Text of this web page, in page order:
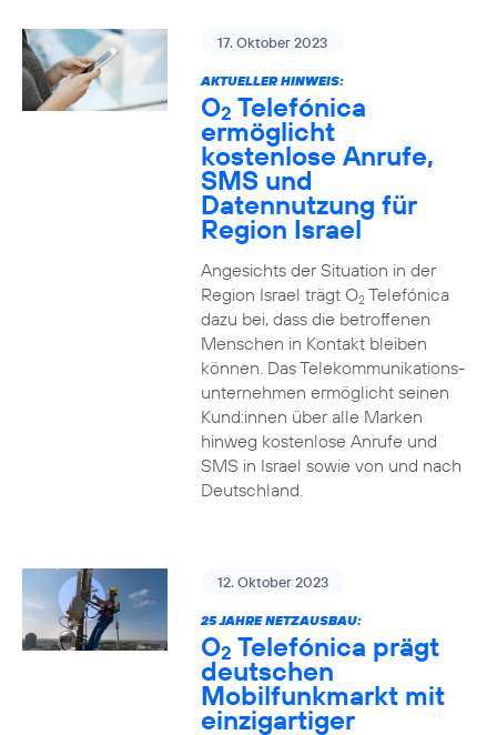
17. Oktober 2023
AKTUELLER HINWEIS:
O2 Telefónica
ermöglicht
kostenlose Anrufe,
SMS und
Datennutzung für
Region Israel
Angesichts der Situation in der
Region Israel trägt O2Telefónica
dazu bei, dass die betroffenen
Menschen in Kontakt bleiben
können. Das Telekommunikations­
unternehmen ermöglicht seinen
Kund:innen über alle Marken
hinweg kostenlose Anrufe und
SMS in Israel sowie von und nach
Deutschland.
12. Oktober 2023
25 JAHRE NETZAUSBAU:
O2 Telefónica prägt
deutschen
Mobilfunkmarkt mit
einzigartiger